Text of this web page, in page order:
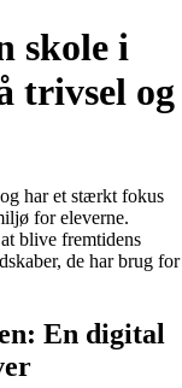
skole i
trivsel og
har et stærkt fokus
for eleverne.
blive fremtidens
de har brug for
En digital